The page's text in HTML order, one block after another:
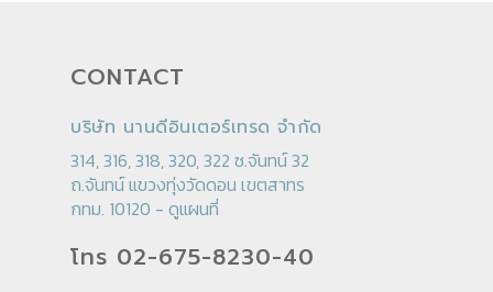
CONTACT
บริษัท นานดีอินเตอร์เทรด จำกัด
314, 316, 318, 320, 322 ซ.จันทน์ 32
ถ.จันทน์ แขวงทุ่งวัดดอน เขตสาทร
กทม. 10120 - ดูแผนที่
โทร 02-675-8230-40